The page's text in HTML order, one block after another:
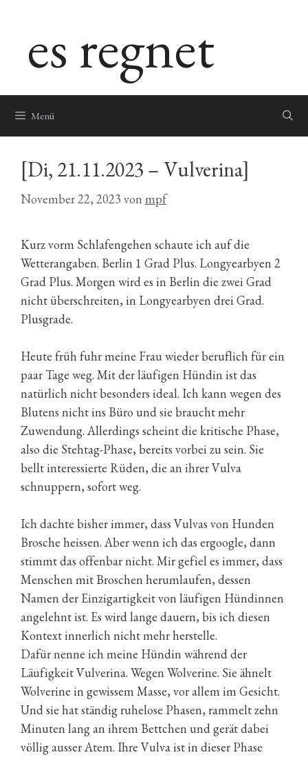
springenes regnet
Menü
[Di, 21.11.2023 – Vulverina]
November 22, 2023 von mpf
Kurz vorm Schlafengehen schaute ich auf die
Wetterangaben. Berlin 1 Grad Plus. Longyearbyen 2
Grad Plus. Morgen wird es in Berlin die zwei Grad
nicht überschreiten, in Longyearbyen drei Grad.
Plusgrade.
Heute früh fuhr meine Frau wieder beruflich für ein
paar Tage weg. Mit der läufigen Hündin ist das
natürlich nicht besonders ideal. Ich kann wegen des
Blutens nicht ins Büro und sie braucht mehr
Zuwendung. Allerdings scheint die kritische Phase,
also die Stehtag-Phase, bereits vorbei zu sein. Sie
bellt interessierte Rüden, die an ihrer Vulva
schnuppern, sofort weg.
Ich dachte bisher immer, dass Vulvas von Hunden
Brosche heissen. Aber wenn ich das ergoogle, dann
stimmt das offenbar nicht. Mir gefiel es immer, dass
Menschen mit Broschen herumlaufen, dessen
Namen der Einzigartigkeit von läufigen Hündinnen
angelehnt ist. Es wird lange dauern, bis ich diesen
Kontext innerlich nicht mehr herstelle.
Dafür nenne ich meine Hündin während der
Läufigkeit Vulverina. Wegen Wolverine. Sie ähnelt
Wolverine in gewissem Masse, vor allem im Gesicht.
Und sie hat ständig ruhelose Phasen, rammelt zehn
Minuten lang an ihrem Bettchen und gerät dabei
völlig ausser Atem. Ihre Vulva ist in dieser Phase